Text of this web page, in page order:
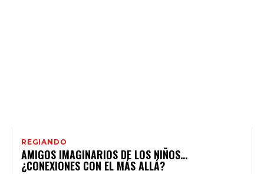
REGIANDO
AMIGOS IMAGINARIOS DE LOS NIÑOS…
¿CONEXIONES CON EL MÁS ALLÁ?